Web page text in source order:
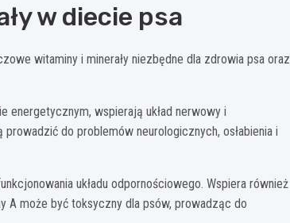
w diecie psa
witaminy i minerały niezbędne dla zdrowia psa oraz
energetycznym, wspierają układ nerwowy i
do problemów neurologicznych, osłabienia i
układu odpornościowego. Wspiera również
A może być toksyczny dla psów, prowadząc do